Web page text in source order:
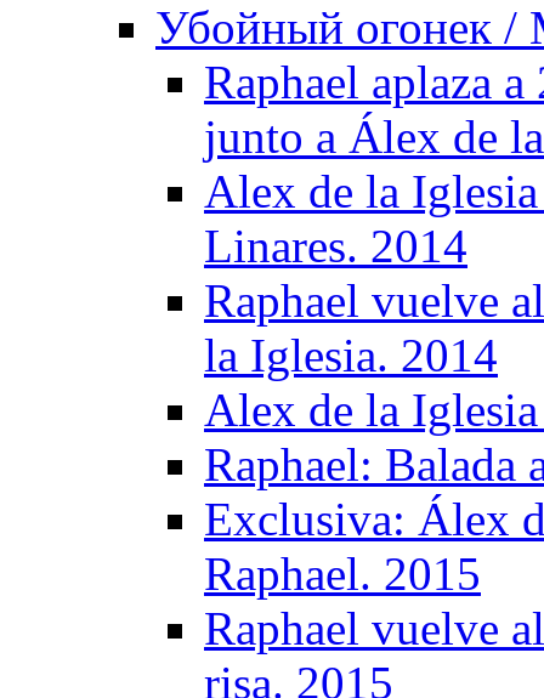
Убойный огонек /
Raphael aplaza
junto a Álex de
Alex de la
Linares. 2014
Raphael vuelve
la Iglesia. 2014
Alex de la
Raphael: Balada
Exclusiva: Álex
Raphael. 2015
Raphael vuelve
risa. 2015